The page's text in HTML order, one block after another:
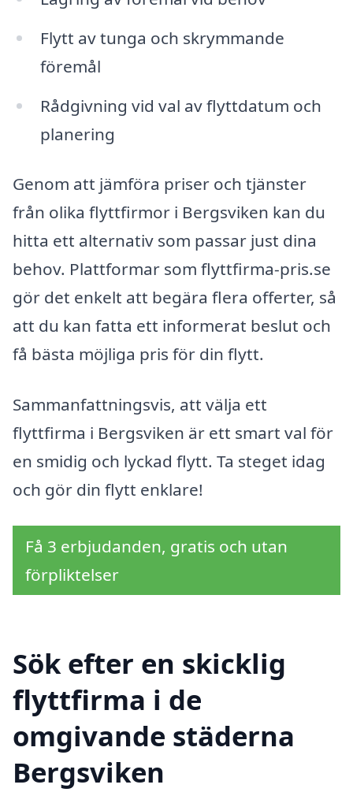
Flytt av tunga och skrymmande
föremål
Rådgivning vid val av flyttdatum och
planering
Genom att jämföra priser och tjänster
från olika flyttfirmor i Bergsviken kan du
hitta ett alternativ som passar just dina
behov. Plattformar som flyttfirma-pris.se
gör det enkelt att begära flera offerter, så
att du kan fatta ett informerat beslut och
få bästa möjliga pris för din flytt.
Sammanfattningsvis, att välja ett
flyttfirma i Bergsviken är ett smart val för
en smidig och lyckad flytt. Ta steget idag
och gör din flytt enklare!
Få 3 erbjudanden, gratis och utan
förpliktelser
Sök efter en skicklig
flyttfirma i de
omgivande städerna
Bergsviken